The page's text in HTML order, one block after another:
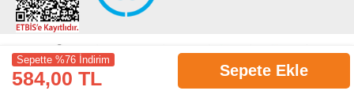
Sepette %76 İndirim
584,00 TL Sepete Ekle
©2026 Tüm modaselvim.com hakları saklıdır.